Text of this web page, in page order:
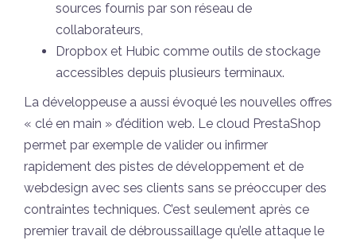
sources fournis par son réseau de
collaborateurs,
Dropbox et Hubic comme outils de stockage
accessibles depuis plusieurs terminaux.
La développeuse a aussi évoqué les nouvelles offres
« clé en main » d’édition web. Le cloud PrestaShop
permet par exemple de valider ou infirmer
rapidement des pistes de développement et de
webdesign avec ses clients sans se préoccuper des
contraintes techniques. C’est seulement après ce
premier travail de débroussaillage qu’elle attaque le